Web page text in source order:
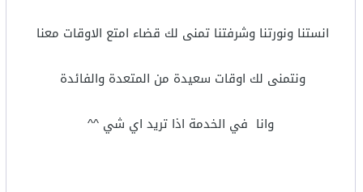
انستنا ونورتنا وشرفتنا تمنى لك قضاء امتع الاوقات معنا
ونتمنى لك اوقات سعيدة من المتعدة والفائدة
وانا في الخدمة اذا تريد اي شي ^^